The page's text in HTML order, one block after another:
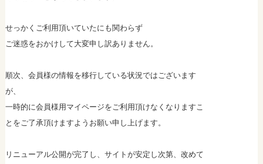
せっかくご利用頂いていたにも関わらず
ご迷惑をおかけして大変申し訳ありません。
順次、会員様の情報を移行している状況ではございます
が、
一時的に会員様用マイページをご利用頂けなくなります こ
とをご了承頂けますようお願い申し上げます。
リニューアル公開が完了し、サイトが安定し次第、改めて